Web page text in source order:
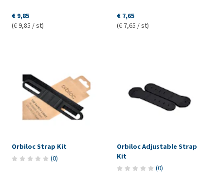
€ 9,85
(€ 9,85 / st)
€ 7,65
(€ 7,65 / st)
Orbiloc Strap Kit
(0)
Orbiloc Adjustable Strap
Kit
(0)